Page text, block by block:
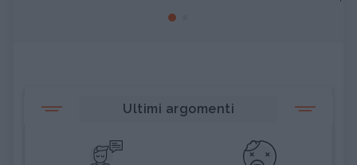
Ultimi argomenti